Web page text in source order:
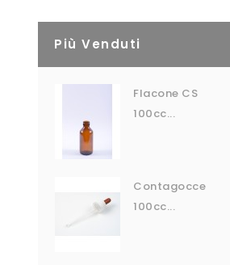
Più Venduti
Flacone CS
100cc...
Contagocce
100cc...